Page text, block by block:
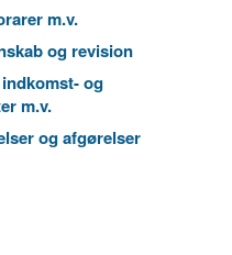
m.v.
og revision
og
m.v.
og afgørelser